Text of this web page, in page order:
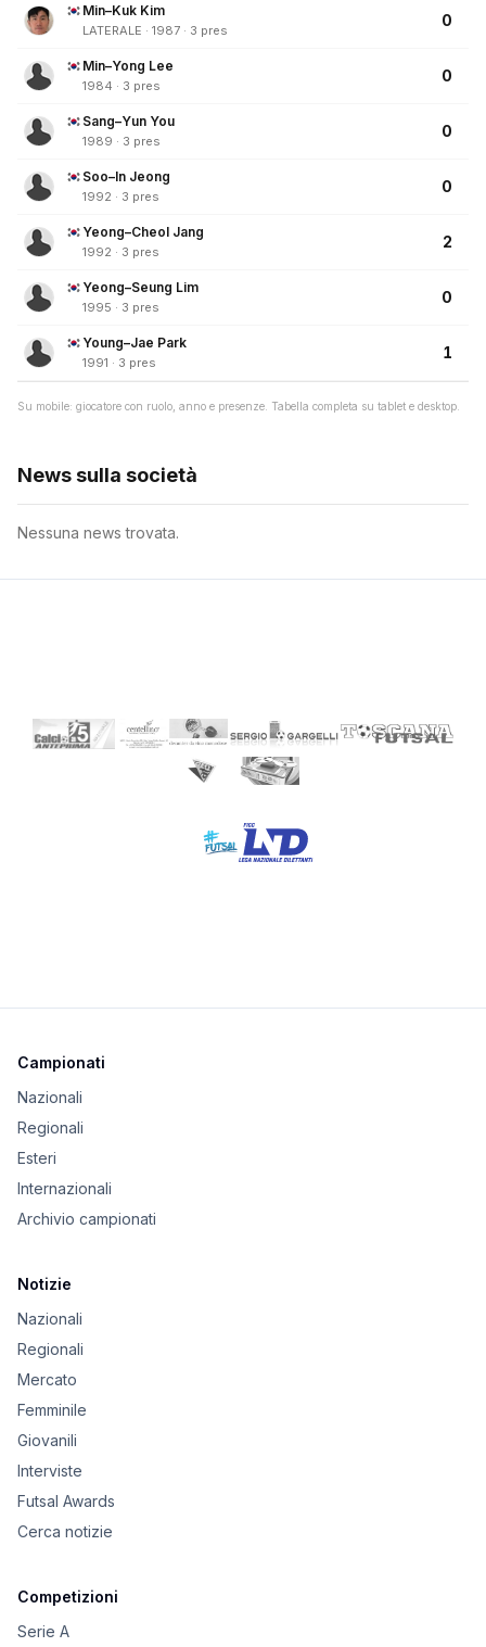
Min–Kuk Kim
LATERALE · 1987 · 3 pres
0
Min–Yong Lee
1984 · 3 pres
0
Sang–Yun You
1989 · 3 pres
0
Soo–In Jeong
1992 · 3 pres
0
Yeong–Cheol Jang
1992 · 3 pres
2
Yeong–Seung Lim
1995 · 3 pres
0
Young–Jae Park
1991 · 3 pres
1
Su mobile: giocatore con ruolo, anno e presenze. Tabella completa su tablet e desktop.
News sulla società
Nessuna news trovata.
Campionati
Nazionali
Regionali
Esteri
Internazionali
Archivio campionati
Notizie
Nazionali
Regionali
Mercato
Femminile
Giovanili
Interviste
Futsal Awards
Cerca notizie
Competizioni
Serie A